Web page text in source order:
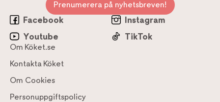
Prenumerera på nyhetsbreven!
Facebook
Instagram
Youtube
TikTok
Om Köket.se
Kontakta Köket
Om Cookies
Personuppgiftspolicy